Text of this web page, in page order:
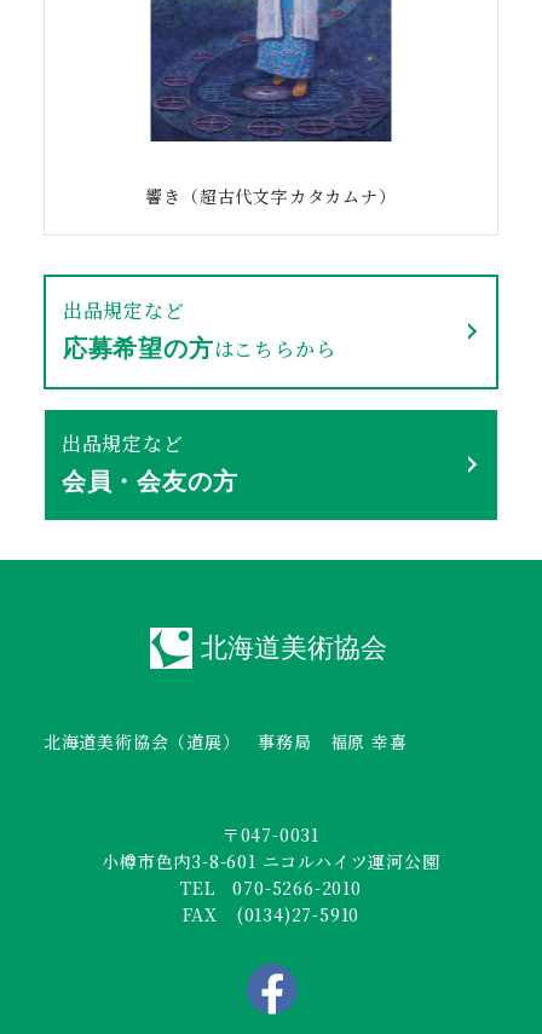
響き（超古代文字カタカムナ）
出品規定など
応募希望の方はこちらから
出品規定など
会員・会友の方
北海道美術協会（道展） 事務局 福原 幸喜
〒047-0031
小樽市色内3-8-601 ニコルハイツ運河公園
TEL 070-5266-2010
FAX (0134)27-5910